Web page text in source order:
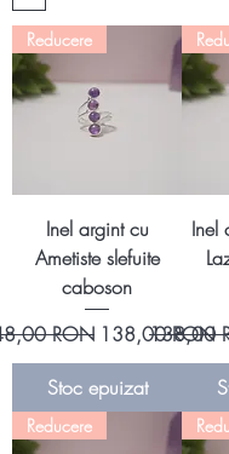
Reducere
Inel argint cu
Ametiste slefuite
caboson
normalRON Preț redus
138,00 RON
Stoc epuizat
Inel
Preț
138,00
Reducere